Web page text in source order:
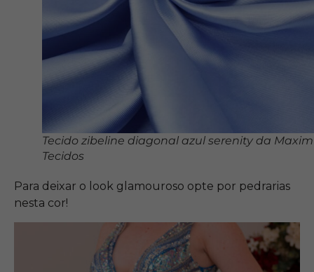
Tecido zibeline diagonal azul serenity da
Tecidos
Para deixar o look glamouroso opte por pedrarias
nesta cor!